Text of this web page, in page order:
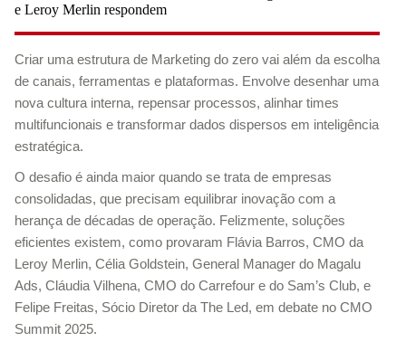
Criar uma estrutura de Marketing do zero vai além da escolha
de canais, ferramentas e plataformas. Envolve desenhar uma
nova cultura interna, repensar processos, alinhar times
multifuncionais e transformar dados dispersos em inteligência
estratégica.
O desafio é ainda maior quando se trata de empresas
consolidadas, que precisam equilibrar inovação com a
herança de décadas de operação. Felizmente, soluções
eficientes existem, como provaram Flávia Barros, CMO da
Leroy Merlin, Célia Goldstein, General Manager do Magalu
Ads, Cláudia Vilhena, CMO do Carrefour e do Sam’s Club, e
Felipe Freitas, Sócio Diretor da The Led, em debate no CMO
Summit 2025.